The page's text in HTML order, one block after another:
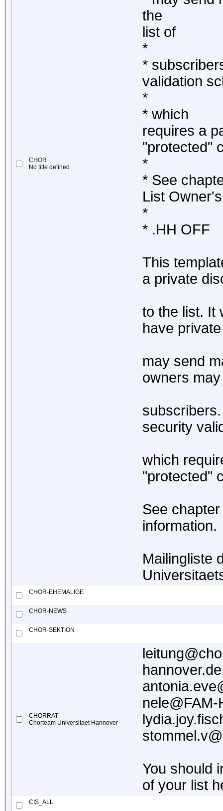
CHOR
No title defined
the
list of
*
*
validation
*
* which
requires a
"protected"
*
* See
List
*
* .HH OFF
This
a private
to the list. It
have
may send
owners
security
which
"protected"
See
information.
Mailingliste
CHOR-EHEMALIGE
CHOR-NEWS
CHOR-SEKTION
CHORRAT
Chorteam Universitaet Hannover
You should
of your list
CIS_ALL